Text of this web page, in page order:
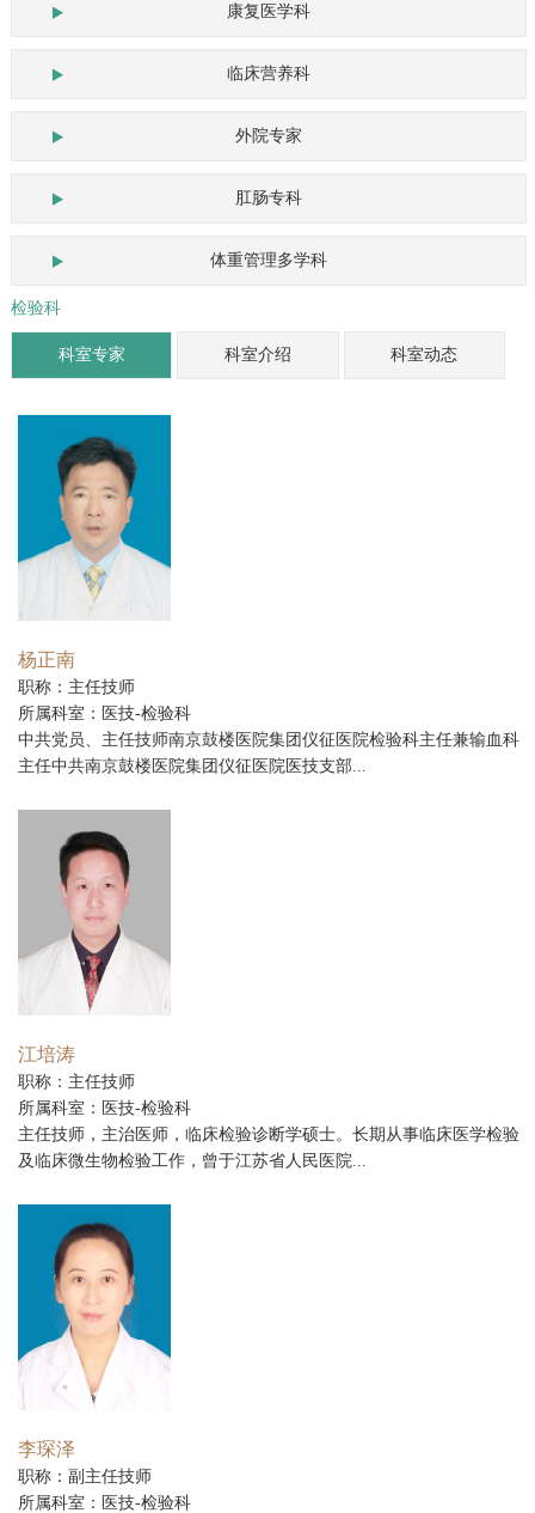
康复医学科
临床营养科
外院专家
肛肠专科
体重管理多学科
检验科
科室专家 科室介绍 科室动态
杨正南
职称：主任技师
所属科室：医技-检验科
中共党员、主任技师南京鼓楼医院集团仪征医院检验科主任兼输血科
主任中共南京鼓楼医院集团仪征医院医技支部...
江培涛
职称：主任技师
所属科室：医技-检验科
主任技师，主治医师，临床检验诊断学硕士。长期从事临床医学检验
及临床微生物检验工作，曾于江苏省人民医院...
李琛泽
职称：副主任技师
所属科室：医技-检验科